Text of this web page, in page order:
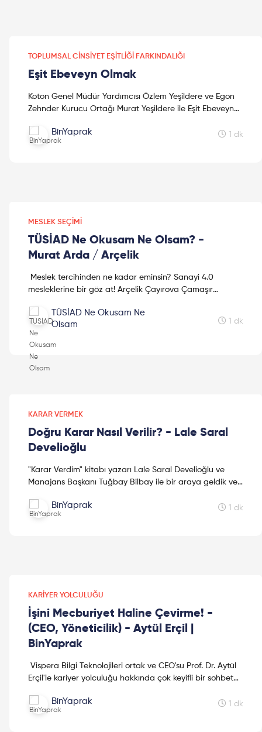
TOPLUMSAL CINSIYET EŞITLIĞI FARKINDALIĞI
Eşit Ebeveyn Olmak
Koton Genel Müdür Yardımcısı Özlem Yeşildere ve Egon
Zehnder Kurucu Ortağı Murat Yeşildere ile Eşit Ebeveyn
BinYaprak 1 dk
MESLEK SEÇIMI
TÜSİAD Ne Okusam Ne Olsam? -
Murat Arda / Arçelik
Meslek tercihinden ne kadar eminsin? Sanayi 4.0
mesleklerine bir göz at! Arçelik Çayırova Çamaşır
TÜSİAD Ne Okusam Ne
Olsam
1 dk
KARAR VERMEK
Doğru Karar Nasıl Verilir? - Lale Saral
Develioğlu
"Karar Verdim" kitabı yazarı Lale Saral Develioğlu ve
Manajans Başkanı Tuğbay Bilbay ile bir araya geldik ve
BinYaprak 1 dk
KARIYER YOLCULUĞU
İşini Mecburiyet Haline Çevirme! -
(CEO, Yöneticilik) - Aytül Erçil |
BinYaprak
Vispera Bilgi Teknolojileri ortak ve CEO'su Prof. Dr. Aytül
Erçil'le kariyer yolculuğu hakkında çok keyifli bir sohbet
BinYaprak 1 dk